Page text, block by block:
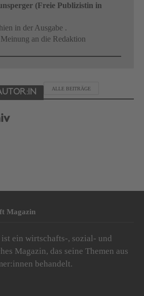
(Freie Publizistin in
in der Ausgabe .
an die Redaktion
ALLE BEITRÄGE
Magazin
ist ein wirtschafts-, sozial- und
Magazin, das seine Themen aus
behandelt.